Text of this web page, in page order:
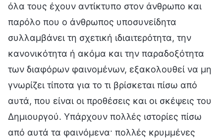
όλα τους έχουν αντίκτυπο στον άνθρωπο και
παρόλο που ο άνθρωπος υποσυνείδητα
συλλαμβάνει τη σχετική ιδιαιτερότητα, την
κανονικότητα ή ακόμα και την παραδοξότητα
των διαφόρων φαινομένων, εξακολουθεί να μη
γνωρίζει τίποτα για το τι βρίσκεται πίσω από
αυτά, που είναι οι προθέσεις και οι σκέψεις του
Δημιουργού. Υπάρχουν πολλές ιστορίες πίσω
από αυτά τα φαινόμενα· πολλές κρυμμένες